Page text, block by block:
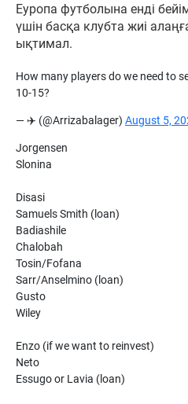
Еуропа футболына енді
үшін басқа клубта жиі
ықтимал.
How many players do we need to
10-15?
— ✈️ (@Arrizabalager) August 5,
Jorgensen
Slonina
Disasi
Samuels Smith (loan)
Badiashile
Chalobah
Tosin/Fofana
Sarr/Anselmino (loan)
Gusto
Wiley
Enzo (if we want to reinvest)
Neto
Essugo or Lavia (loan)